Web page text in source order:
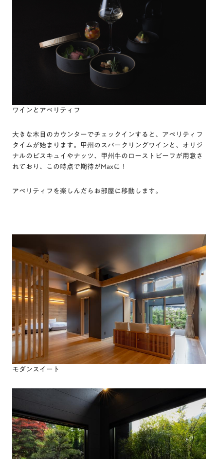
ワインとアペリティフ
大きな木目のカウンターでチェックインすると、アペリティフ
タイムが始まります。甲州のスパークリングワインと、オリジ
ナルのビスキュイやナッツ、甲州牛のローストビーフが用意さ
れており、この時点で期待がMaxに！
アペリティフを楽しんだらお部屋に移動します。
モダンスイート